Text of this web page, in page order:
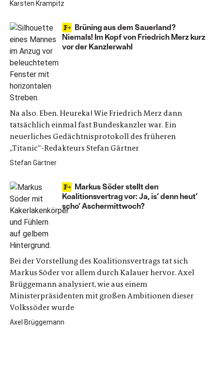
Karsten Krampitz
Brüning aus dem Sauerland?
Niemals! Im Kopf von Friedrich Merz kurz
vor der Kanzlerwahl
Na also. Eben. Heureka! Wie Friedrich Merz dann
tatsächlich einmal fast Bundeskanzler war. Ein
neuerliches Gedächtnisprotokoll des früheren
„Titanic“-Redakteurs Stefan Gärtner
Stefan Gärtner
Markus Söder stellt den
Koalitionsvertrag vor: Ja, is’ denn heut’
scho’ Aschermittwoch?
Bei der Vorstellung des Koalitionsvertrags tat sich
Markus Söder vor allem durch Kalauer hervor. Axel
Brüggemann analysiert, wie aus einem
Ministerpräsidenten mit großen Ambitionen dieser
Volkssöder wurde
Axel Brüggemann